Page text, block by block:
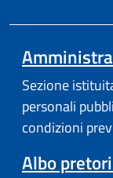
Sezione
personali
condizioni
Albo